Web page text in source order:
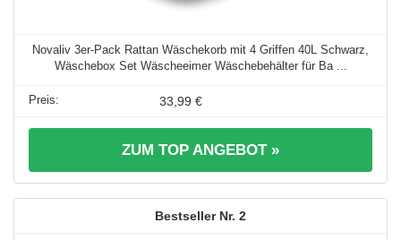
Novaliv 3er-Pack Rattan Wäschekorb mit 4 Griffen 40L Schwarz,
Wäschebox Set Wäscheeimer Wäschebehälter für Ba ...
33,99 €
ZUM TOP ANGEBOT »
2